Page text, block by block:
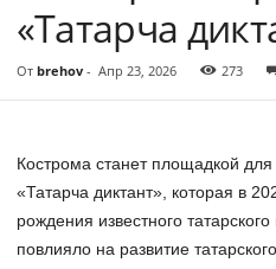
«Татарча
От brehov- Апр 23, 2026 273
Кострома станет площадкой
«Татарча диктант», которая в
рождения известного
повлияло на развитие